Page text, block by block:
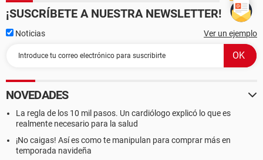
¡SUSCRÍBETE A NUESTRA NEWSLETTER!
Noticias Ver un ejemplo
NOVEDADES
La regla de los 10 mil pasos. Un cardiólogo explicó lo que es
realmente necesario para la salud
¡No caigas! Así es como te manipulan para comprar más en
temporada navideña